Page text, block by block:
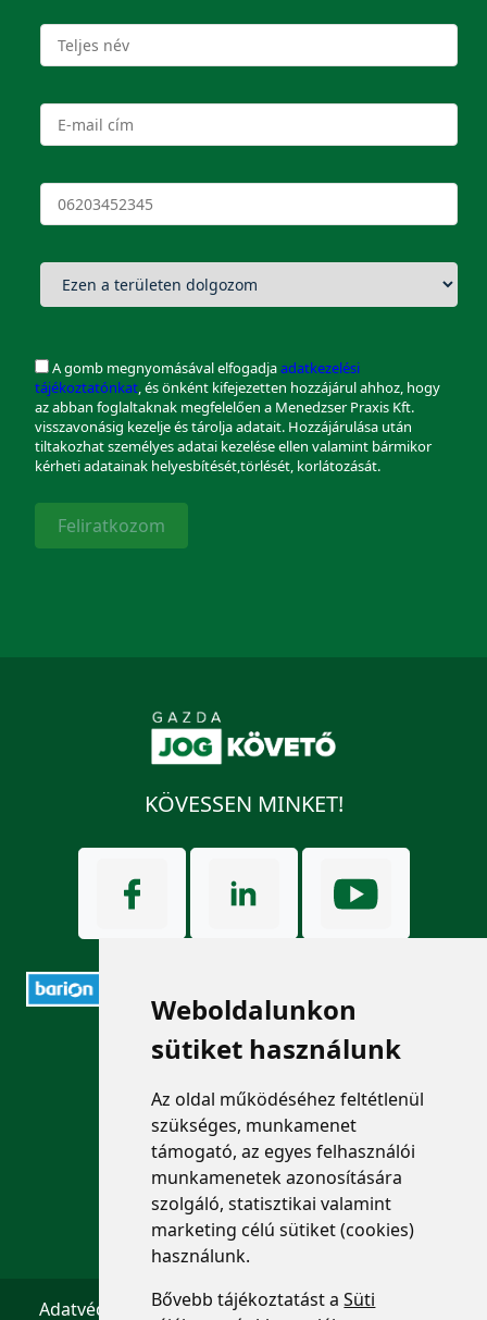
Weboldalunkon
sütiket használunk
Az oldal működéséhez feltétlenül
szükséges, munkamenet
támogató, az egyes felhasználói
munkamenetek azonosítására
szolgáló, statisztikai valamint
marketing célú sütiket (cookies)
használunk.
Bővebb tájékoztatást aSüti
A gomb megnyomásával elfogadjaadatkezelési
tájékoztatónkat, és önként kifejezetten hozzájárul ahhoz, hogy
az abban foglaltaknak megfelelően a Menedzser Praxis Kft.
visszavonásig kezelje és tárolja adatait. Hozzájárulása után
tiltakozhat személyes adatai kezelése ellen valamint bármikor
kérheti adatainak helyesbítését,törlését, korlátozását.
Feliratkozom
KÖVESSEN MINKET!
ELÉRHETŐSÉGEK
+36 1 880 7600
info@mprx.hu
Adatvédelem ÁSZF Impresszum Kapcsolat